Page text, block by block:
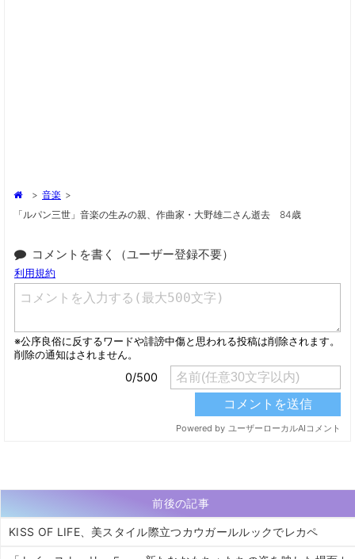
> 音楽 >
「ルパン三世」音楽の生みの親、作曲家・大野雄二さん逝去 84歳
コメントを書く（ユーザー登録不要）
前後の記事
KISS OF LIFE、美スタイル際立つカウガールルックでレカペ